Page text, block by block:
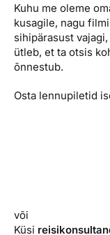
Kuhu me oleme
kusagile, nagu
sihipärasust
ütleb, et ta otsis
õnnestub.
Osta lennupiletid
või
Küsi